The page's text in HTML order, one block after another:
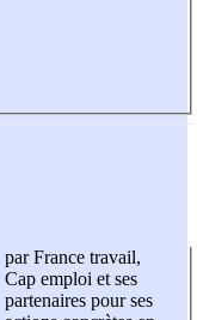
par France travail,
Cap emploi et ses
partenaires pour ses